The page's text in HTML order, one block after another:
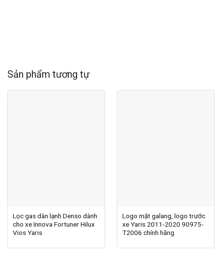
Sản phẩm tương tự
Lọc gas dàn lạnh Denso dành
cho xe Innova Fortuner Hilux
Vios Yaris
Logo mặt galang, logo trước
xe Yaris 2011-2020 90975-
T2006 chính hãng